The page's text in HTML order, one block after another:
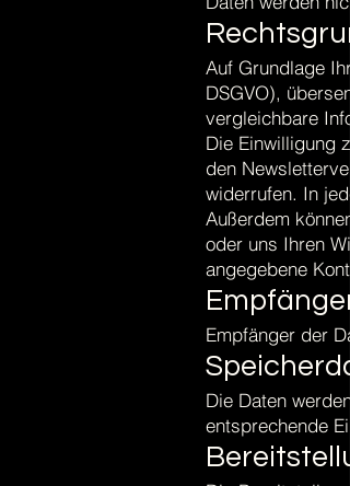
Auf Grundlage
DSGVO),
vergleichbare
Die Einwilligung
den
widerrufen. In
Außerdem
oder uns Ihren
angegebene
Empfänger:
Empfänger der
Die Daten
entsprechende